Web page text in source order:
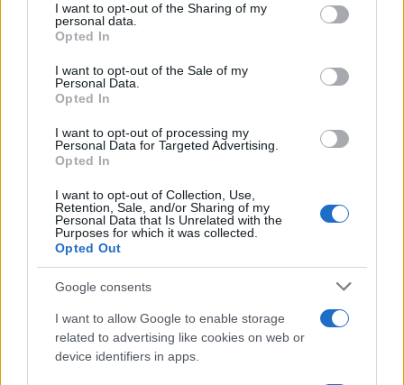
disclose it to other third parties.
Please note that this website/app uses one or more Google
services and may gather and store information including but
not limited to your visit or usage behaviour. You may click to
grant or deny consent to Google and its third-party tags to
consent section.
I want to opt-out of the Sharing of my
personal data.
Opted In
I want to opt-out of the Sale of my
Personal Data.
Opted In
I want to opt-out of processing my
Personal Data for Targeted Advertising.
Opted In
I want to opt-out of Collection, Use,
Retention, Sale, and/or Sharing of my
Personal Data that Is Unrelated with the
Purposes for which it was collected.
Opted Out
Google consents
I want to allow Google to enable storage
related to advertising like cookies on web or
device identifiers in apps.